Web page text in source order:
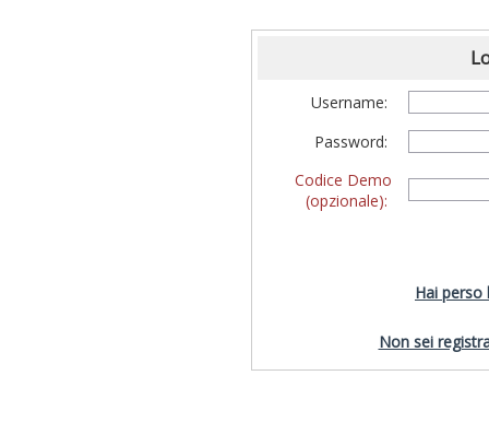
Username:
Password:
Codice Demo
(opzionale):
Hai perso
Non sei